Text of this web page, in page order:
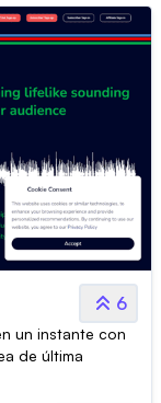
6
un instante con
de última